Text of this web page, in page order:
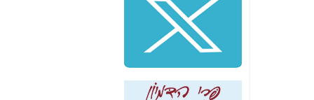
שלמה פילבר (עד
לאחרונה מנכ"ל משרד
התקשורת) - עד
מדינה? הצחקתם
"יש אפליה בחקירה"?
חשיפה: למה השר